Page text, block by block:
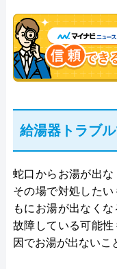
決。多
ャリス
給湯器トラブ
蛇口からお湯が出
その場で対処した
もにお湯が出なく
故障している可能
因でお湯が出ないこ